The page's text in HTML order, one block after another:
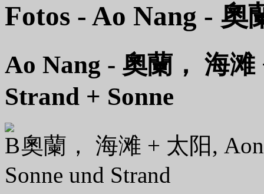
Fotos - Ao Nang - 奧
Ao Nang - 奧蘭， 海滩
Strand + Sonne
奧蘭， 海滩 + 太阳,
Sonne und Strand